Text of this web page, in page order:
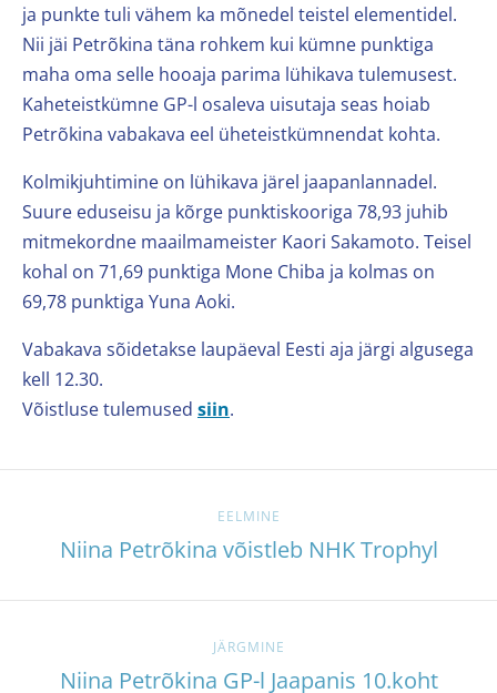
ja punkte tuli vähem ka mõnedel teistel elementidel.
Nii jäi Petrõkina täna rohkem kui kümne punktiga
maha oma selle hooaja parima lühikava tulemusest.
Kaheteistkümne GP-l osaleva uisutaja seas hoiab
Petrõkina vabakava eel üheteistkümnendat kohta.
Kolmikjuhtimine on lühikava järel jaapanlannadel.
Suure eduseisu ja kõrge punktiskooriga 78,93 juhib
mitmekordne maailmameister Kaori Sakamoto. Teisel
kohal on 71,69 punktiga Mone Chiba ja kolmas on
69,78 punktiga Yuna Aoki.
Vabakava sõidetakse laupäeval Eesti aja järgi algusega
kell 12.30.
Võistluse tulemused siin.
EELMINE
Niina Petrõkina võistleb NHK Trophyl
JÄRGMINE
Niina Petrõkina GP-l Jaapanis 10.koht